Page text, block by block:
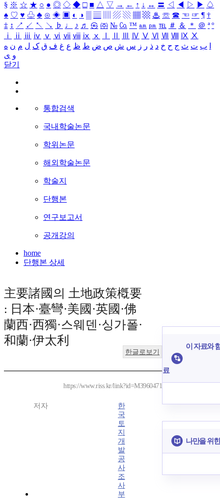
§ ※ ☆ ★ ○ ● ◎ ◇ ◆ □ ■ △ ▽ → ← ↑ ↓ ↔ 〓 ◁ ◀ ▷ ▶ ♤
♠ ♡ ♥ ♧ ♣ ⊙ ◈ ▣ ◐ ◑ ▒ ▤ ▨ ▧ ▦ ▩ ♨ ☏ ☎ ☜ ☞ ¶ †
‡ ↕ ↗ ↙ ↖ ↘ ♭ ♩ ♪ ♬ ㉿ ㈜ № ㏇ ™ ㏂ ㏘ ℡ ＃ ＆ ＊ ＠ ª º
ⅰ
ⅱ ⅲ ⅳ ⅴ ⅵ ⅶ ⅷ ⅸ ⅹ Ⅳ Ⅴ Ⅵ Ⅶ Ⅷ Ⅸ Ⅹ
ب ت ث ج ح خ د ذ ر ز س ش ص ض ط ظ ع غ ف ق ک ل م ن ه
و ی
닫기
통합검색
국내학술논문
학위논문
해외학술논문
학술지
단행본
연구보고서
공개강의
home
단행본 상세
主要諸國의 土地政策槪要
: 日本·臺彎·美國·英國·佛
蘭西·西獨·스웨덴·싱가폴·
和蘭·伊太利
한글로보기
https://www.riss.kr/link?id=M3960471
저자
한
국
토
지
개
발
공
사
조
사
부
이 자료와
료
나만을 위